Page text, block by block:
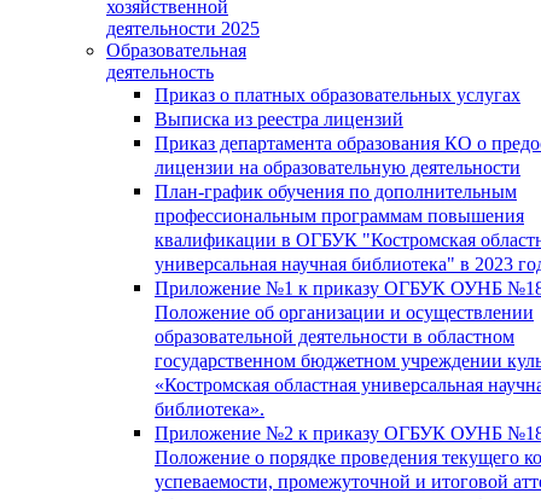
хозяйственной
деятельности 2025
Образовательная
деятельность
Приказ о платных образовательных услугах
Выписка из реестра лицензий
Приказ департамента образования КО о
лицензии на образовательную деятельности
План-график обучения по дополнительным
профессиональным программам повышения
квалификации в ОГБУК "Костромская
универсальная научная библиотека" в 2023
Приложение №1 к приказу ОГБУК ОУНБ
Положение об организации и осуществлении
образовательной деятельности в областном
государственном бюджетном учреждении
«Костромская областная универсальная
библиотека».
Приложение №2 к приказу ОГБУК ОУНБ
Положение о порядке проведения текущего
успеваемости, промежуточной и итоговой